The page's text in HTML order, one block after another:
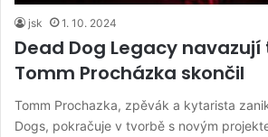
jsk 1. 10. 2024
Dead Dog Legacy
Tomm Procházka skončil
Tomm Prochazka, zpěvák a kytarista
Dogs, pokračuje v tvorbě s novým